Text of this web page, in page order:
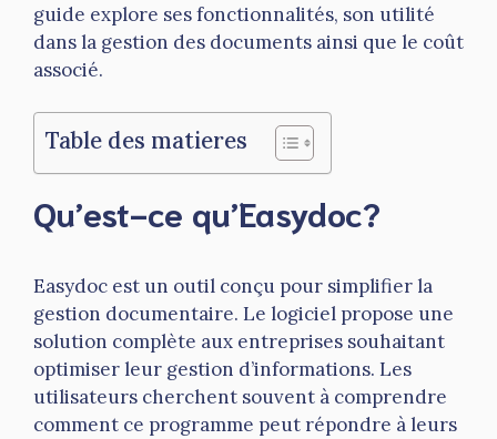
guide explore ses fonctionnalités, son utilité
dans la gestion des documents ainsi que le coût
associé.
Table des matieres
Qu’est-ce qu’Easydoc?
Easydoc est un outil conçu pour simplifier la
gestion documentaire. Le logiciel propose une
solution complète aux entreprises souhaitant
optimiser leur gestion d’informations. Les
utilisateurs cherchent souvent à comprendre
comment ce programme peut répondre à leurs